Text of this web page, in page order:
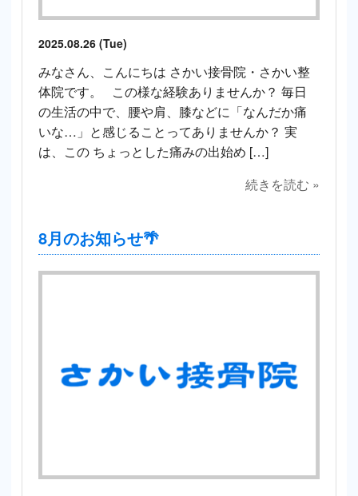
2025.08.26 (Tue)
みなさん、こんにちは さかい接骨院・さかい整
体院です。 この様な経験ありませんか？ 毎日
の生活の中で、腰や肩、膝などに「なんだか痛
いな…」と感じることってありませんか？ 実
は、この ちょっとした痛みの出始め […]
続きを読む »
8月のお知らせ🌴